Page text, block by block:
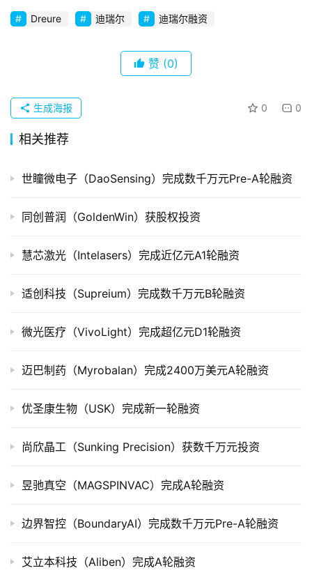
业
布
并
重
司
投
据
创
学
投稿
Dreure 迪瑞尔 迪瑞尔融资
赞 (0)
0 0
生成海报
相关推荐
世瞳微电子（DaoSensing）完成数千万元Pre-A轮融资
同创普润（GoldenWin）获股权投资
慧芯激光（Intelasers）完成近亿元A1轮融资
适创科技（Supreium）完成数千万元B轮融资
微光医疗（VivoLight）完成超亿元D1轮融资
迈巴制药（Myrobalan）完成2400万美元A轮融资
优圣康生物（USK）完成新一轮融资
尚欣晶工（Sunking Precision）获数千万元投资
昱驰真空（MAGSPINVAC）完成A轮融资
边界智控（BoundaryAI）完成数千万元Pre-A轮融资
艾立本科技（Aliben）完成A轮融资